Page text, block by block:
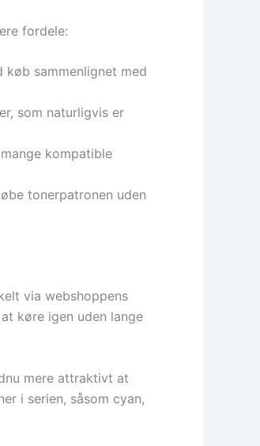
fordele:
sammenlignet med
som naturligvis er
kompatible
tonerpatronen uden
via webshoppens
køre igen uden lange
mere attraktivt at
i serien, såsom cyan,